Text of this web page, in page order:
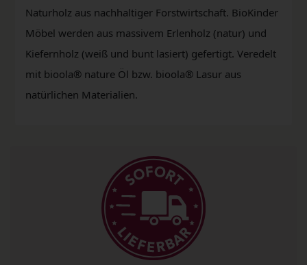
Naturholz aus nachhaltiger Forstwirtschaft. BioKinder
Möbel werden aus massivem Erlenholz (natur) und
Kiefernholz (weiß und bunt lasiert) gefertigt. Veredelt
mit bioola® nature Öl bzw. bioola® Lasur aus
natürlichen Materialien.